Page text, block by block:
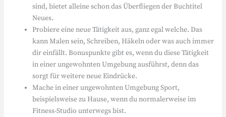
sind, bietet alleine schon das Überfliegen der Buchtitel
Neues.
Probiere eine neue Tätigkeit aus, ganz egal welche. Das
kann Malen sein, Schreiben, Häkeln oder was auch immer
dir einfällt. Bonuspunkte gibt es, wenn du diese Tätigkeit
in einer ungewohnten Umgebung ausführst, denn das
sorgt für weitere neue Eindrücke.
Mache in einer ungewohnten Umgebung Sport,
beispielsweise zu Hause, wenn du normalerweise im
Fitness-Studio unterwegs bist.